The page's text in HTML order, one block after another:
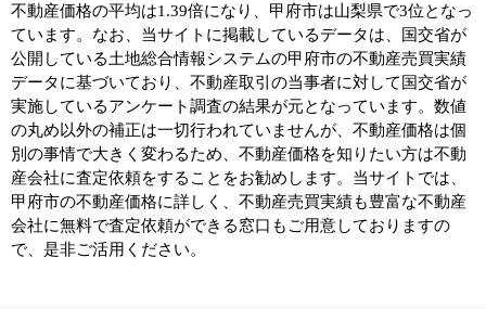
不動産価格の平均は1.39倍になり、甲府市は山梨県で3位となっ
ています。なお、当サイトに掲載しているデータは、国交省が
公開している土地総合情報システムの甲府市の不動産売買実績
データに基づいており、不動産取引の当事者に対して国交省が
実施しているアンケート調査の結果が元となっています。数値
の丸め以外の補正は一切行われていませんが、不動産価格は個
別の事情で大きく変わるため、不動産価格を知りたい方は不動
産会社に査定依頼をすることをお勧めします。当サイトでは、
甲府市の不動産価格に詳しく、不動産売買実績も豊富な不動産
会社に無料で査定依頼ができる窓口もご用意しておりますの
で、是非ご活用ください。